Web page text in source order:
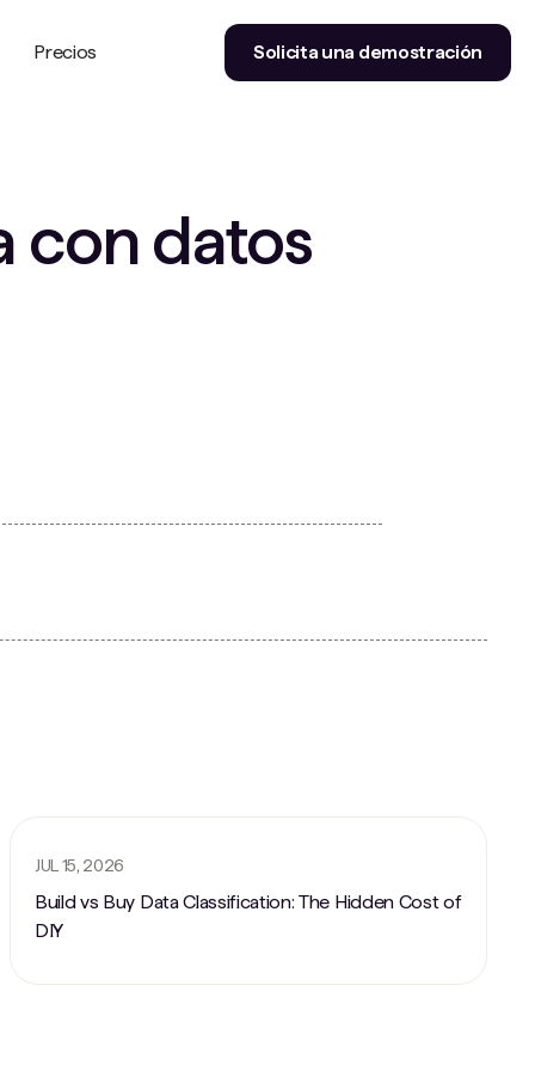
Precios Solicita una demostración
con datos
JUL 15, 2026
Build vs Buy Data Classification: The Hidden Cost of
DIY